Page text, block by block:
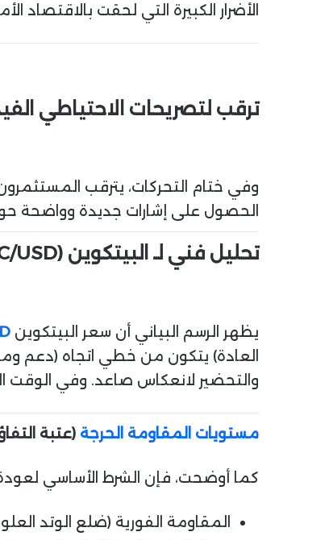
الأضرار الكبيرة التي لحقت بالاقتصاد
ترقب لتصريحات الاحتياطي
وفي ختام التحركات، يترقب
الحصول على إشارات جديدة وواضحة
تحليل فني لـ البيتكوين (BTC/USD)
يظهر الرسم البياني أن سعر البيتكوين
العادة) يتكون من خطي اتجاه (دعم
والتحضير لانعكاس صاعد. وفي الوقت الحالي،
مستويات المقاومة الحرجة (عتبة
كما أوضحت، فإن الشرط الأساسي لعودة
المقاومة الفورية (ضلع الوتد